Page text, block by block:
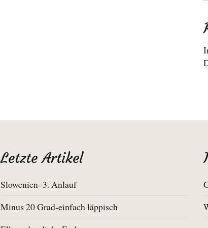
Letzte Artikel
Slowenien–3. Anlauf
Minus 20 Grad-einfach läppisch